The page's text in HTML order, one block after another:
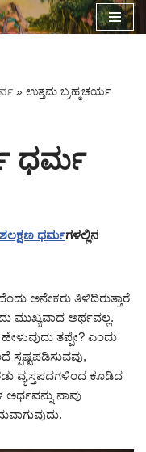
» ಉತ್ತಮ ಬ್ರಹ್ಮಚರ್ಯ
ಧರ್ಮ
ಧರ್ಮಗಳಲ್ಲಿನ
ಅನೇಕರು ತಿಳಿದಿರುತ್ತಾರೆ
ಮುಖ್ಯವಾದ ಅರ್ಥವಲ್ಲ.
ತಪ್ಪೇ? ಎಂದು
ವ್ಯಸ್ತಪದಗಳಿಂದ ಕೂಡಿದ
ನಾವು